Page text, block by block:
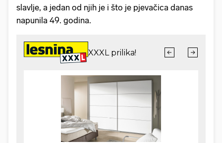
slavlje, a jedan od njih je i što je pjevačica danas
napunila 49. godina.